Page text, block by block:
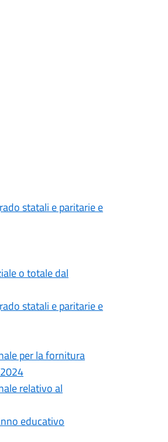
statali e paritarie e
o totale dal
statali e paritarie e
per la fornitura
relativo al
educativo